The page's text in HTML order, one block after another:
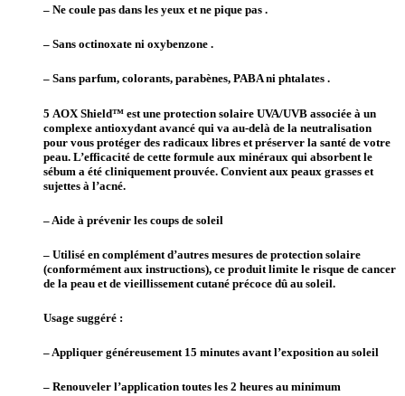
– Ne coule pas dans les yeux et ne pique pas .
– Sans octinoxate ni oxybenzone .
– Sans parfum, colorants, parabènes, PABA ni phtalates .
5 AOX Shield™ est une protection solaire UVA/UVB associée à un
complexe antioxydant avancé qui va au-delà de la neutralisation
pour vous protéger des radicaux libres et préserver la santé de votre
peau. L’efficacité de cette formule aux minéraux qui absorbent le
sébum a été cliniquement prouvée. Convient aux peaux grasses et
sujettes à l’acné.
– Aide à prévenir les coups de soleil
– Utilisé en complément d’autres mesures de protection solaire
(conformément aux instructions), ce produit limite le risque de cancer
de la peau et de vieillissement cutané précoce dû au soleil.
Usage suggéré :
– Appliquer généreusement 15 minutes avant l’exposition au soleil
– Renouveler l’application toutes les 2 heures au minimum